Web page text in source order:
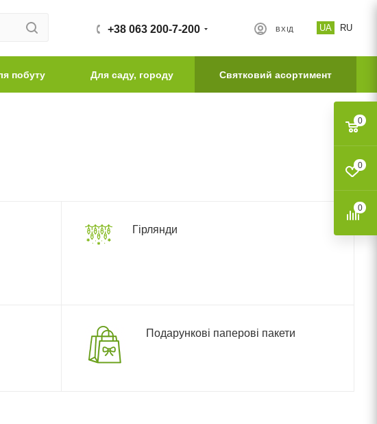
UA RU
ВХІД
+38 063 200-7-200
побуту Для саду, городу Святковий асортимент
Гірлянди
Подарункові паперові пакети
0
0
0